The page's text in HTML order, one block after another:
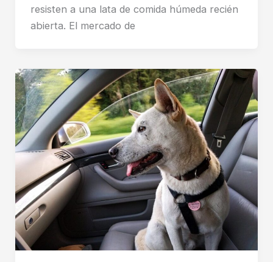
resisten a una lata de comida húmeda recién
abierta. El mercado de